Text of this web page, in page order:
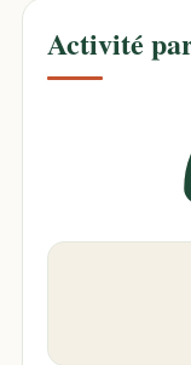
Activité